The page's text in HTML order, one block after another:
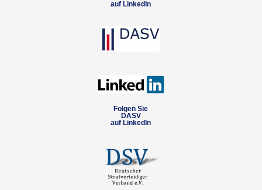
auf LinkedIn
Folgen Sie
DASV
auf LinkedIn